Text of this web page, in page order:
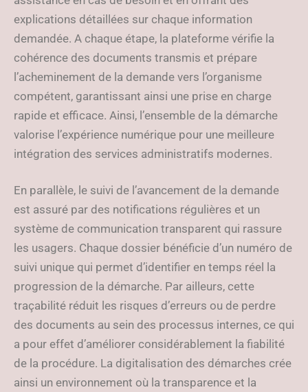
explications détaillées sur chaque information
demandée. A chaque étape, la plateforme vérifie la
cohérence des documents transmis et prépare
l’acheminement de la demande vers l’organisme
compétent, garantissant ainsi une prise en charge
rapide et efficace. Ainsi, l’ensemble de la démarche
valorise l’expérience numérique pour une meilleure
intégration des services administratifs modernes.
En parallèle, le suivi de l’avancement de la demande
est assuré par des notifications régulières et un
système de communication transparent qui rassure
les usagers. Chaque dossier bénéficie d’un numéro de
suivi unique qui permet d’identifier en temps réel la
progression de la démarche. Par ailleurs, cette
traçabilité réduit les risques d’erreurs ou de perdre
des documents au sein des processus internes, ce qui
a pour effet d’améliorer considérablement la fiabilité
de la procédure. La digitalisation des démarches crée
ainsi un environnement où la transparence et la